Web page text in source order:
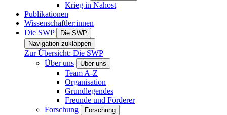
Krieg in Nahost
Publikationen
Wissenschaftler:innen
Die SWP
Die SWP
Navigation zuklappen
Zur Übersicht: Die SWP
Über uns
Über uns
Team A-Z
Organisation
Grundlegendes
Freunde und Förderer
Forschung
Forschung